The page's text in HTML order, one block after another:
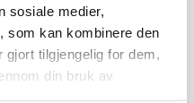
sosiale medier,
som kan kombinere den
tilgjengelig for dem,
din bruk av
Vektor – Grå
1.399kr